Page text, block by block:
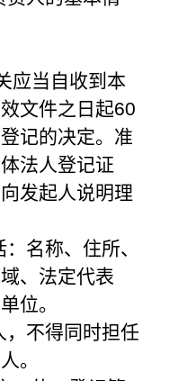
应当自收到本
文件之日起60
记的决定。准
法人登记证
发起人说明理
名称、住所、
、法定代表
位。
，不得同时担任
。